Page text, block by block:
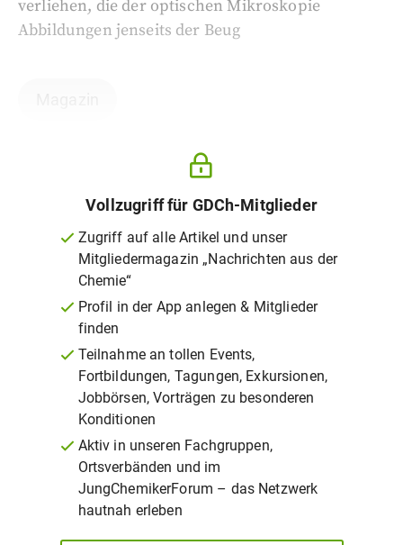
verliehen, die der optischen Mikroskopie
Abbildungen jenseits der Beug
Vollzugriff für GDCh-Mitglieder
Zugriff auf alle Artikel und unser
Mitgliedermagazin „Nachrichten aus der
Chemie“
Profil in der App anlegen & Mitglieder
finden
Teilnahme an tollen Events,
Fortbildungen, Tagungen, Exkursionen,
Jobbörsen, Vorträgen zu besonderen
Konditionen
Aktiv in unseren Fachgruppen,
Ortsverbänden und im
JungChemikerForum – das Netzwerk
hautnah erleben